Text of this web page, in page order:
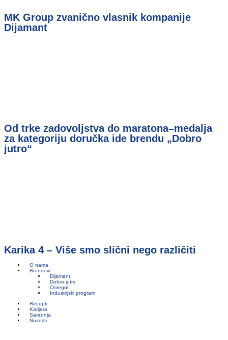
MK Group zvanično vlasnik kompanije
Dijamant
Od trke zadovoljstva do maratona–medalja
za kategoriju doručka ide brendu „Dobro
jutro“
Karika 4 – Više smo slični nego različiti
O nama
Brendovi
Dijamant
Dobro jutro
Omegol
Industrijski program
Recepti
Karijera
Saradnja
Novosti